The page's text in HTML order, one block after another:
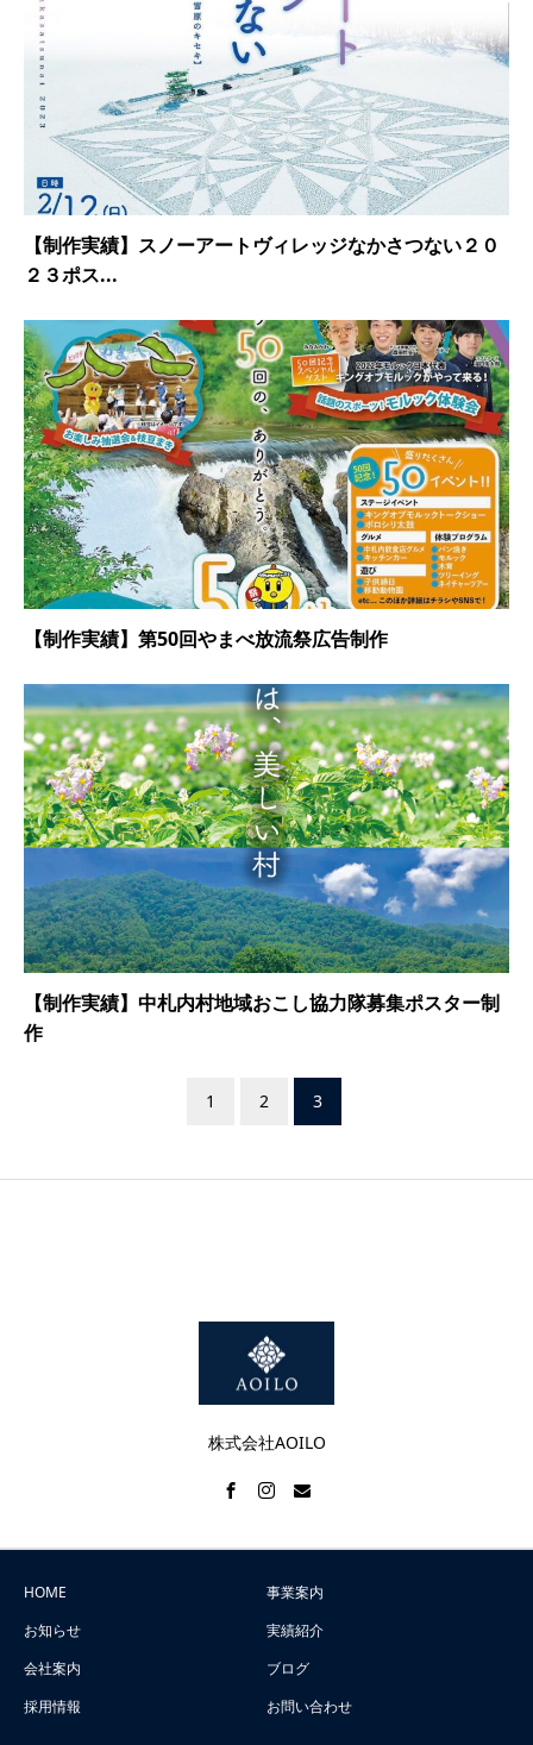
【制作実績】スノーアートヴィレッジなかさつない２０
２３ポス...
【制作実績】第50回やまべ放流祭広告制作
【制作実績】中札内村地域おこし協力隊募集ポスター制
作
1 2 3
株式会社AOILO
HOME
事業案内
お知らせ
実績紹介
会社案内
ブログ
採用情報
お問い合わせ